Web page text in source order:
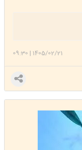
1405/02/21
|
09:30